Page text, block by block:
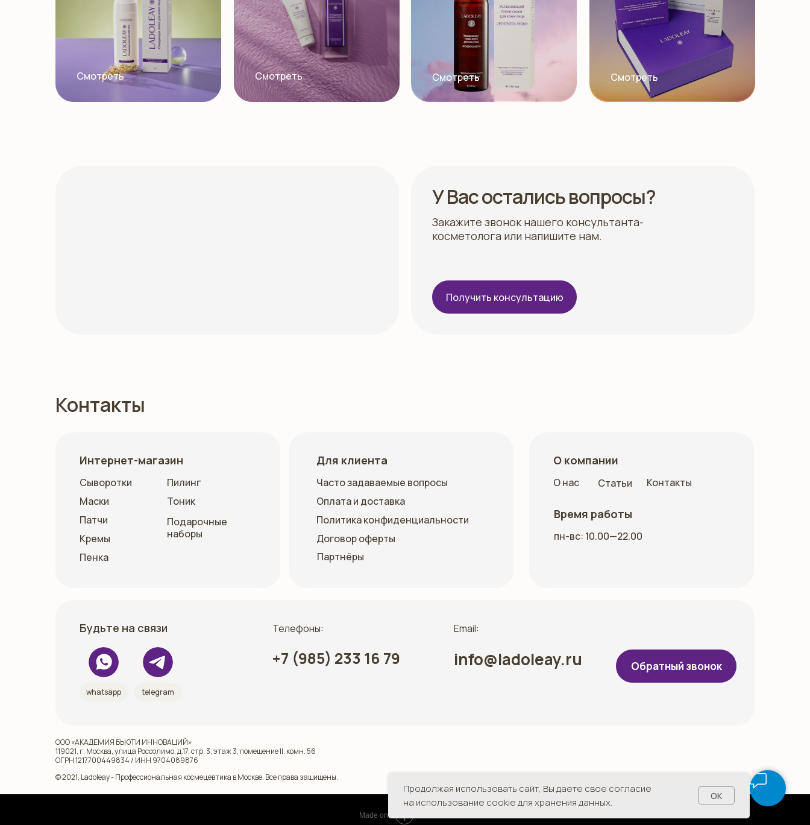
Смотреть Смотреть Смотреть Смотреть
У Вас остались вопросы?
Закажите звонок нашего консультанта-
косметолога или напишите нам.
Получить консультацию
Контакты
© 2021, Ladoleay - Профессиональная космецевтика в Москве. Все права защищены.
ООО «АКАДЕМИЯ БЬЮТИ ИННОВАЦИЙ»
119021, г. Москва, улица Россолимо, д.17, стр. 3, этаж 3, помещение II, комн. 56
ОГРН 1217700449834 / ИНН 9704089876
Интернет-магазин
Сыворотки
Пенка
Маски
Патчи
Кремы
Пилинг
Для клиента
Часто задаваемые вопросы
Оплата и доставка
Политика конфиденциальности
Договор оферты
О компании
Контакты
О нас
пн-вс: 10.00—22.00
Время работы
Будьте на связи
telegram
whatsapp
Тоник
Статьи
Подарочные
наборы
Партнёры
Обратный звонок
info@ladoleay.ru
Телефоны: Email:
+7 (985) 233 16 79
Продолжая использовать сайт, Вы даете свое согласие
на использование cookie для хранения данных.
OK
Made on